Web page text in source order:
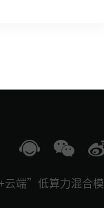
云端”低算力混合模